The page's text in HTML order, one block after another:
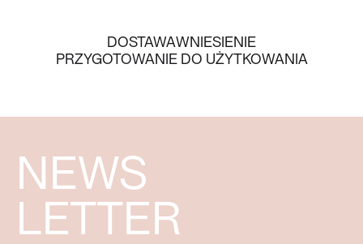
DOSTAWAWNIESIENIE
PRZYGOTOWANIE DO UŻYTKOWANIA
NEWS
LETTER